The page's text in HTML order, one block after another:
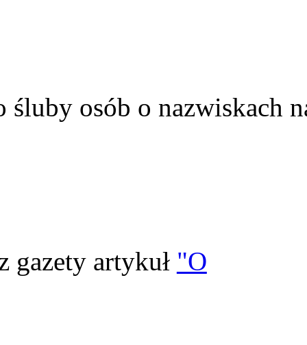
śluby osób o nazwiskach
gazety artykuł "O